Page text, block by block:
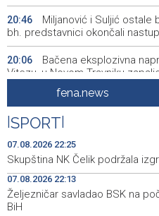
20:46
Miljanović i Suljić ostale
bh. predstavnici okončali
20:06
Bačena eksplozivna
Vitezu, u Novom Travniku
Galerija ULUPUBiH
predstavlja novi izlagački
19:44 Faris Dževahirić novi
19:21 Announcement of
19:10
Rudari Milanovića
ponovo vratio u jamu
fena.news
SPORT
07.08.2026 22:25
Skupština NK Čelik podržala
07.08.2026 22:13
Željezničar savladao BSK na
BiH